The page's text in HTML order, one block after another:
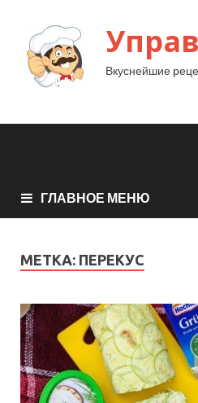
Вкуснейшие
ГЛАВНОЕ МЕНЮ
МЕТКА: ПЕРЕКУС